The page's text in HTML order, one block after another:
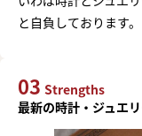
と自負しております。
03 Strengths
最新の時計・ジュエ